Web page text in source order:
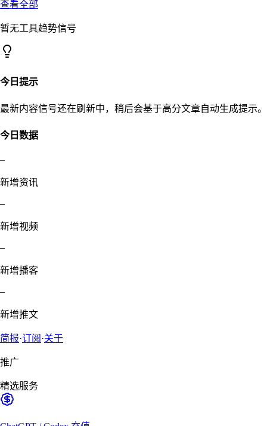
查看全部
暂无工具趋势信号
今日提示
最新内容信号还在刷新中，稍后会基于高分文章自动生成提示。
今日数据
–
新增资讯
–
新增视频
–
新增播客
–
新增推文
简报·订阅 ·关于
推广
精选服务